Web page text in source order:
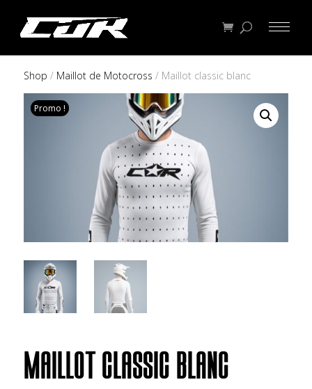
Shop / Maillot de Motocross / Maillot classic blanc
Promo !
MAILLOT CLASSIC BLANC